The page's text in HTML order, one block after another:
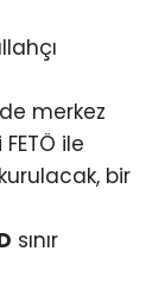
merkez
ile
bir
sınır